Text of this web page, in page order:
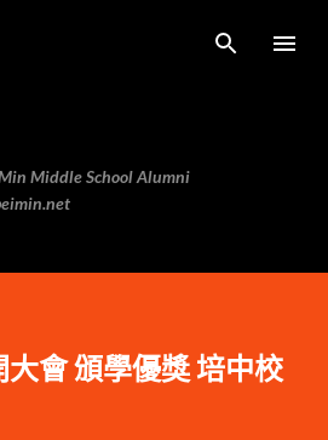
Middle School Alumni
會 頒學優獎 培中校